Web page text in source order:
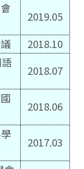
2019.05
2018.10
2018.07
2018.06
2017.03